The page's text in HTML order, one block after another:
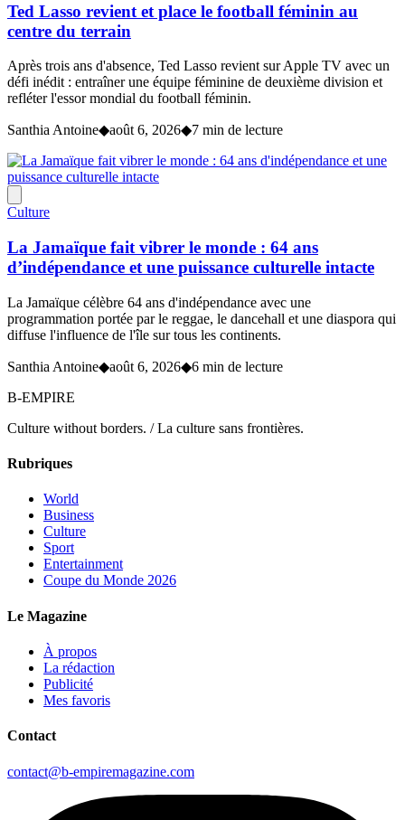
Ted Lasso revient et place le football féminin au
centre du terrain
Après trois ans d'absence, Ted Lasso revient sur Apple TV avec un
défi inédit : entraîner une équipe féminine de deuxième division et
refléter l'essor mondial du football féminin.
Santhia Antoine◆août 6, 2026◆7 min de lecture
Culture
La Jamaïque fait vibrer le monde : 64 ans
d’indépendance et une puissance culturelle intacte
La Jamaïque célèbre 64 ans d'indépendance avec une
programmation portée par le reggae, le dancehall et une diaspora qui
diffuse l'influence de l'île sur tous les continents.
Santhia Antoine◆août 6, 2026◆6 min de lecture
B-EMPIRE
Culture without borders. / La culture sans frontières.
Rubriques
World
Business
Culture
Sport
Entertainment
Coupe du Monde 2026
Le Magazine
À propos
La rédaction
Publicité
Mes favoris
Contact
contact@b-empiremagazine.com